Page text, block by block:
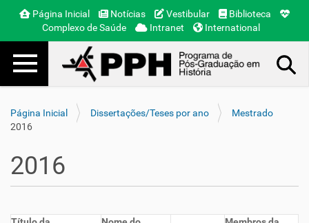
Página Inicial Notícias Vestibular
Biblioteca
Complexo de Saúde
Intranet International
Toggle navigation
Página Inicial
Dissertações/Teses por ano
Mestrado
2016
2016